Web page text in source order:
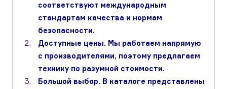
соответствуют международным
стандартам качества и нормам
безопасности.
Доступные цены. Мы работаем напрямую
с производителями, поэтому предлагаем
технику по разумной стоимости.
Большой выбор. В каталоге представлены